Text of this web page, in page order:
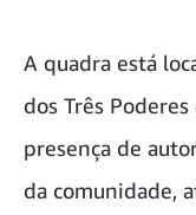
A quadra está
dos Três
presença de
da comunidade,